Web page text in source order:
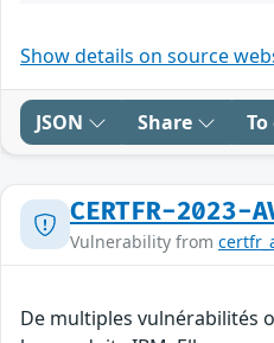
Show details on source
JSON Share
CERTFR-2023-
Vulnerability from
De multiples vulnérabilités